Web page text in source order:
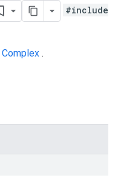
#include
Complex .